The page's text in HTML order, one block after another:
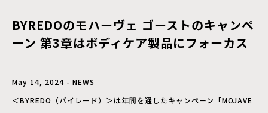
BYREDOのモハーヴェ ゴーストのキャンペ
ーン 第3章はボディケア製品にフォーカス
May 14, 2024 - NEWS
＜BYREDO（バイレード）＞は年間を通したキャンペーン「MOJAVE